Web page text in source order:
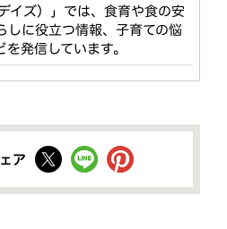
イズ）」では、食育や食の安
しに役立つ情報、子育ての悩
発信しています。
ア